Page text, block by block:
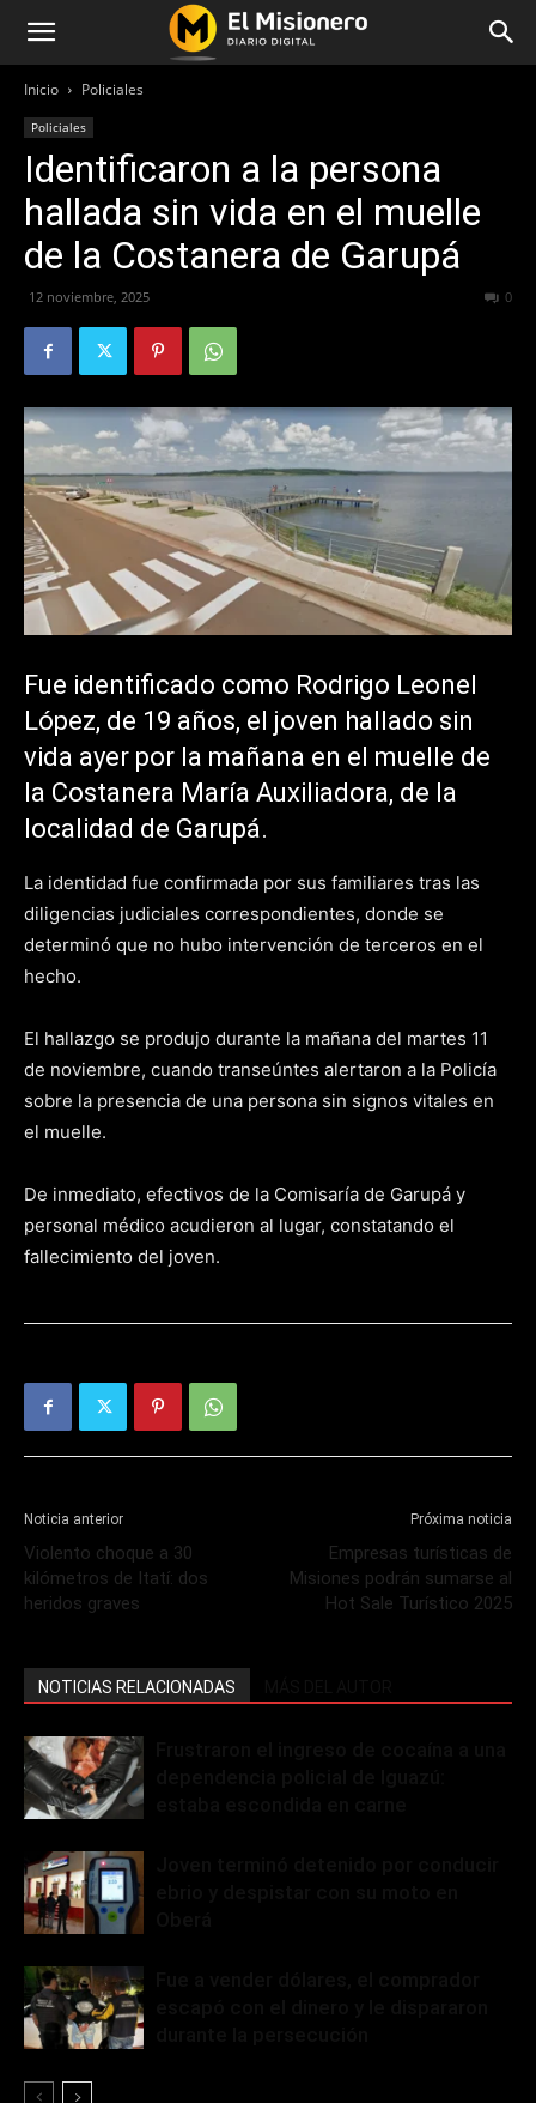
Inicio Policiales
Policiales
Identificaron a la persona
hallada sin vida en el muelle
de la Costanera de Garupá
12 noviembre, 2025 0
Fue identificado como Rodrigo Leonel
López, de 19 años, el joven hallado sin
vida ayer por la mañana en el muelle de
la Costanera María Auxiliadora, de la
localidad de Garupá.
La identidad fue confirmada por sus familiares tras las
diligencias judiciales correspondientes, donde se
determinó que no hubo intervención de terceros en el
hecho.
El hallazgo se produjo durante la mañana del martes 11
de noviembre, cuando transeúntes alertaron a la Policía
sobre la presencia de una persona sin signos vitales en
el muelle.
De inmediato, efectivos de la Comisaría de Garupá y
personal médico acudieron al lugar, constatando el
fallecimiento del joven.
Noticia anterior
Violento choque a 30
kilómetros de Itatí: dos
heridos graves
Próxima noticia
Empresas turísticas de
Misiones podrán sumarse al
Hot Sale Turístico 2025
NOTICIAS RELACIONADAS